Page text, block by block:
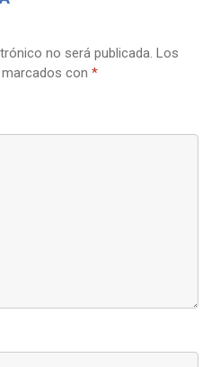
no será publicada. Los
con *